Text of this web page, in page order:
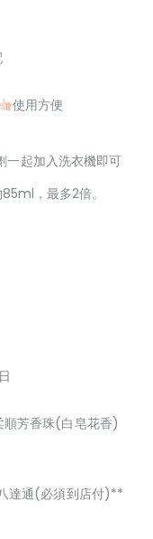
使用方便
一起加入洗衣機即可
，最多2倍。
芳香珠(白皂花香)
達通(必須到店付)**